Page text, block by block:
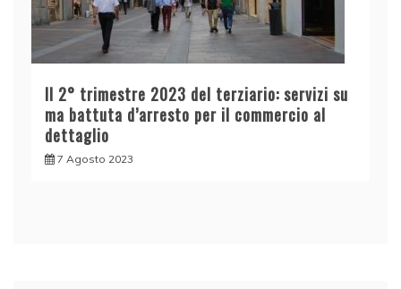
Il 2° trimestre 2023 del terziario: servizi su
ma battuta d’arresto per il commercio al
dettaglio
7 Agosto 2023